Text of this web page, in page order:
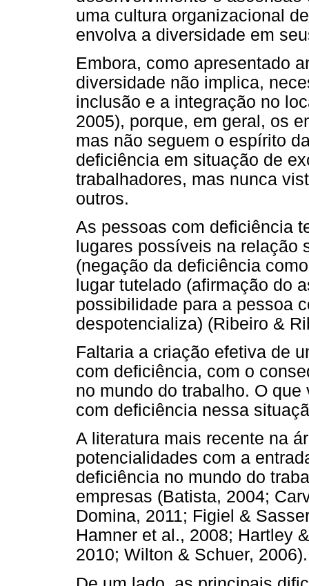
uma cultura organizacional
envolva a diversidade em
Embora, como apresentado
diversidade não implica,
inclusão e a integração no
2005), porque, em geral, os
mas não seguem o espírito
deficiência em situação de
trabalhadores, mas nunca
outros.
As pessoas com deficiência
lugares possíveis na relação
(negação da deficiência
lugar tutelado (afirmação do
possibilidade para a pessoa
despotencializa) (Ribeiro &
Faltaria a criação efetiva de
com deficiência, com o
no mundo do trabalho. O
com deficiência nessa
A literatura mais recente na
potencialidades com a
deficiência no mundo do
empresas (Batista, 2004;
Domina, 2011; Figiel &
Hamner et al., 2008; Hartley
2010; Wilton & Schuer, 2006).